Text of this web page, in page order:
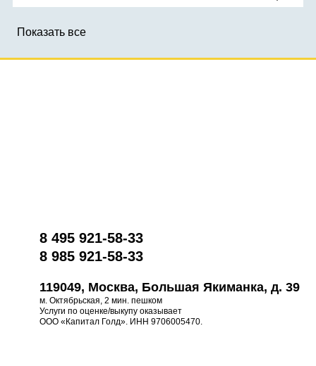
Показать все
8 495 921-58-33
8 985 921-58-33
119049, Москва, Большая Якиманка, д. 39
м. Октябрьская, 2 мин. пешком
Услуги по оценке/выкупу оказывает
ООО «Капитал Голд». ИНН 9706005470.